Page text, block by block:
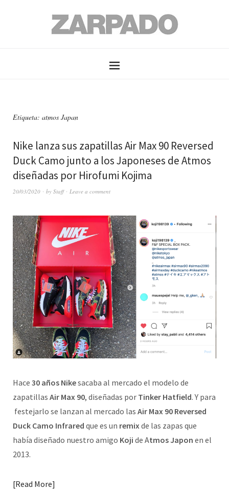
Etiqueta: atmos Japan
Nike lanza sus zapatillas Air Max 90 Reversed
Duck Camo junto a los Japoneses de Atmos
diseñadas por Hirofumi Kojima
20/03/2020 by Staff Leave a comment
Hace 30 años Nikesacaba al mercado el modelo de
zapatillas Air Max 90, diseñadas por Tinker Hatfield. Y para
festejarlo se lanzan al mercado las Air Max 90 Reversed
Duck Camo Infrared que es un remixde las zapas que
había diseñado nuestro amigo Koji de Atmos Japon en el
2013.
Read More